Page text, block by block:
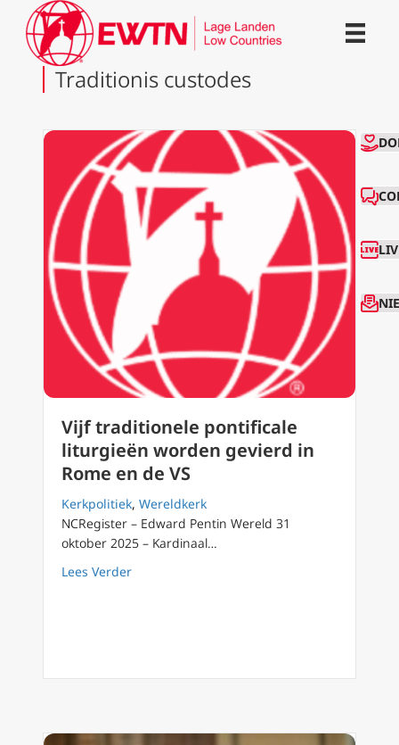
Traditionis custodes
Vijf traditionele pontificale
liturgieën worden gevierd in
Rome en de VS
Kerkpolitiek, Wereldkerk
NCRegister – Edward Pentin Wereld 31
oktober 2025 – Kardinaal…
Lees Verderabout Vijf traditionele pontificale liturgieën